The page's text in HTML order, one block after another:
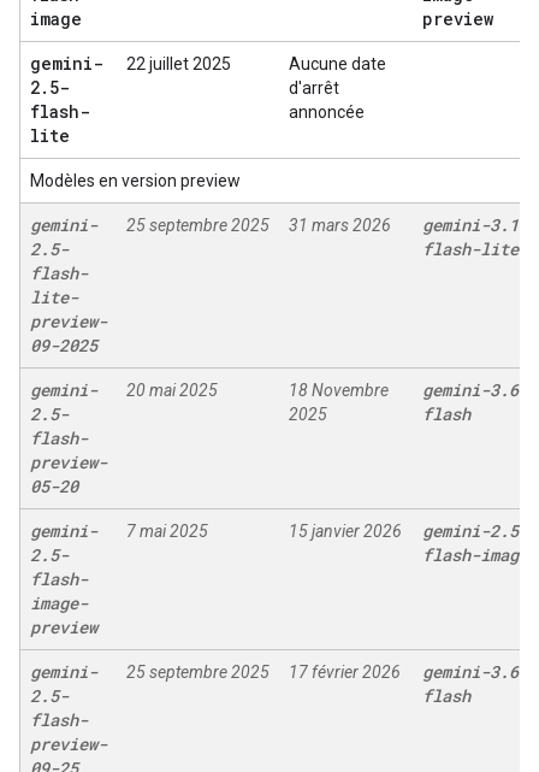
image
preview
gemini-
2. 5-
flash-
lite
22 juillet 2025
Aucune date
d'arrêt
annoncée
Modèles en version preview
gemini-
2.5-
flash-
lite-
preview-
09-2025
25 septembre 2025 31 mars 2026 gemini-3. 1-
flash-lite
gemini-
2.5-
flash-
preview-
05-20
20 mai 2025
18 Novembre
2025
gemini-3.6-
flash
gemini-
2.5-
flash-
image-
preview
7 mai 2025 15 janvier 2026 gemini-2.5-
flash-image
gemini-
2.5-
flash-
preview-
25 septembre 2025 17 février 2026 gemini-3.6-
flash